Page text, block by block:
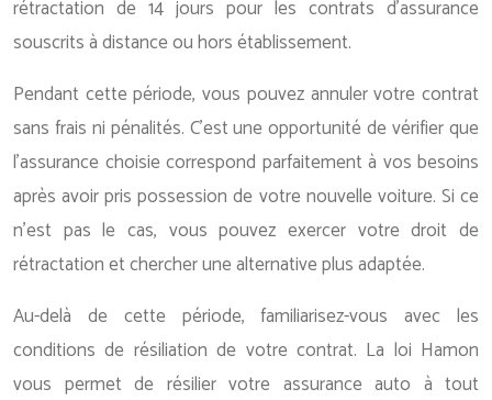
rétractation de 14 jours pour les contrats d’assurance
souscrits à distance ou hors établissement.
Pendant cette période, vous pouvez annuler votre contrat
sans frais ni pénalités. C’est une opportunité de vérifier que
l’assurance choisie correspond parfaitement à vos besoins
après avoir pris possession de votre nouvelle voiture. Si ce
n’est pas le cas, vous pouvez exercer votre droit de
rétractation et chercher une alternative plus adaptée.
Au-delà de cette période, familiarisez-vous avec les
conditions de résiliation de votre contrat. La loi Hamon
vous permet de résilier votre assurance auto à tout